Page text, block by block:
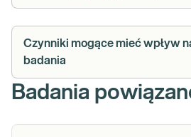
Czynniki mogące mieć wpływ
badania
Badania